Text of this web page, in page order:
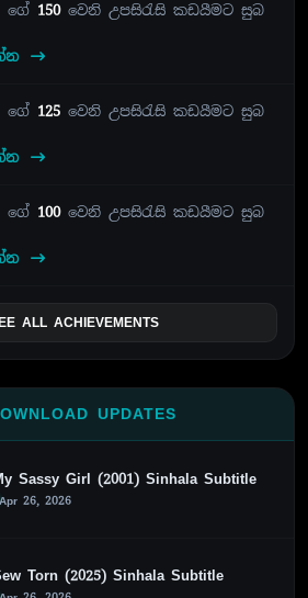
ගේ 150වෙනි උපසිරැසි කඩයීමට සුබ
ගේ 125 වෙනි උපසිරැසි කඩයීමට සුබ
ගේ 100වෙනි උපසිරැසි කඩයීමට සුබ
ALL ACHIEVEMENTS
UPDATES
Sassy Girl (2001) Sinhala Subtitle
Apr 26, 2026
Torn (2025) Sinhala Subtitle